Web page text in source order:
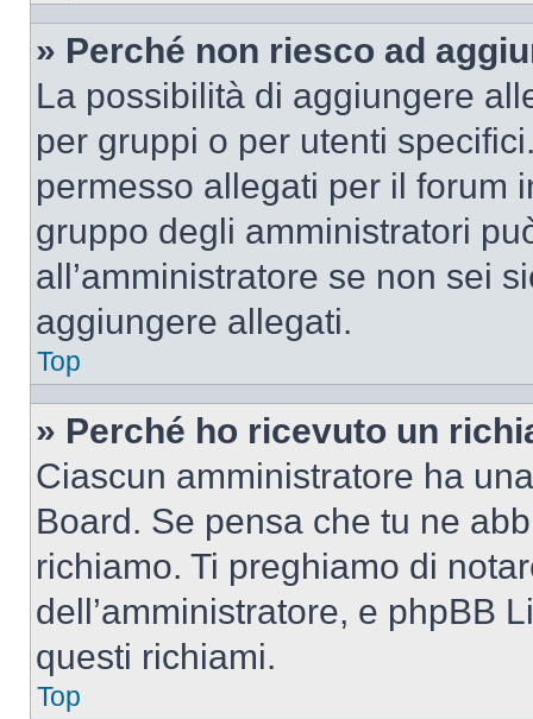
» Perché non riesco ad
La possibilità di aggiungere
per gruppi o per utenti
permesso allegati per il forum
gruppo degli amministratori
all’amministratore se non sei
aggiungere allegati.
Top
» Perché ho ricevuto un
Ciascun amministratore ha
Board. Se pensa che tu ne
richiamo. Ti preghiamo di
dell’amministratore, e phpBB
questi richiami.
Top